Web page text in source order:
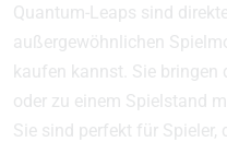
Quantum-Leaps sind
außergewöhnlichen
kaufen kannst. Sie bringen
oder zu einem Spielstand
Sie sind perfekt für Spieler,